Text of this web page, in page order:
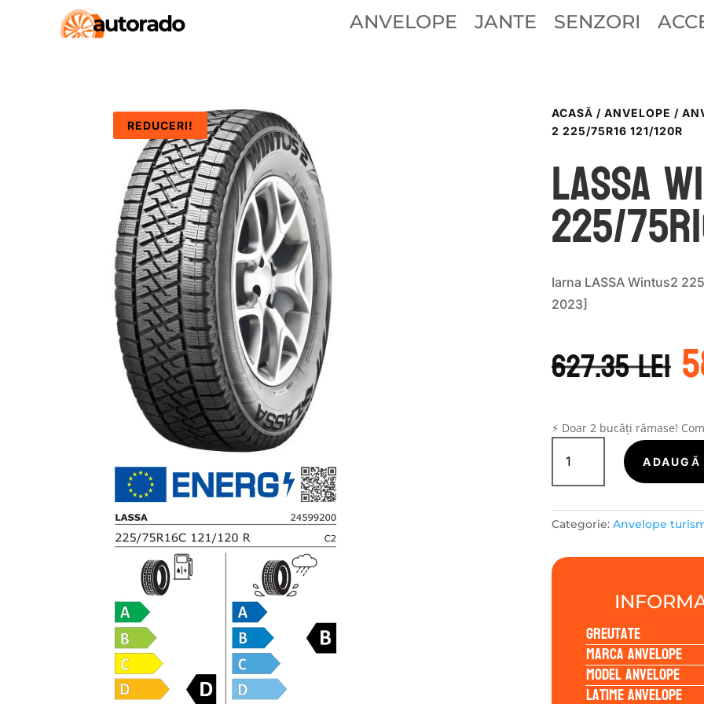
ANVELOPE JANTE SENZORI
REDUCERI!
ACASĂ / ANVELOPE /
2 225/75R16 121/120R
LASSA
225/
Iarna LASSA Wintus2
2023]
627.35lei a
⚡ Doar 2 bucăți rămase!
Cantitate
LASSA
WINTUS
225/75R16
121/120R
ADAUGĂ
Categorie: Anvelope
Greutate
Marca anvelope
Model anvelope
Latime anvelope